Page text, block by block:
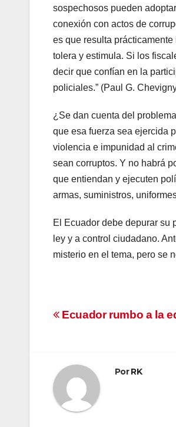
sospechosos pueden
conexión con actos de
es que resulta
tolera y estimula. Si los
decir que confían en la
policiales.” (Paul G.
¿Se dan cuenta del
que esa fuerza sea ejercida
violencia e impunidad al
sean corruptos. Y no habrá
que entiendan y ejecuten
armas, suministros,
El Ecuador debe depurar su
ley y a control ciudadano.
misterio en el tema, pero se
Navegación
entradas
Ecuador rumbo a la
PorRK